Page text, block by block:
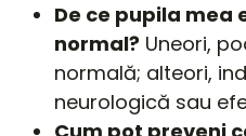
De ce pupila mea
normal? Uneori,
normală; alteori,
neurologică sau